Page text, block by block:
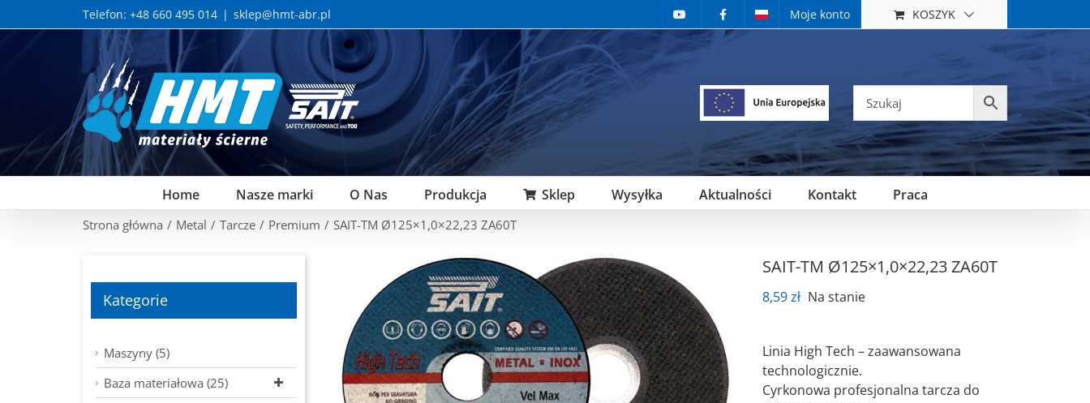
to
Telefon: +48 660 495 014 | sklep@hmt-abr.pl Moje konto KOSZYK
Home Nasze marki O Nas Produkcja Sklep Wysyłka Aktualności Kontakt Praca
Strona główna / Metal / Tarcze / Premium / SAIT-TM Ø125×1,0×22,23 ZA60T
SAIT-TM Ø125×1,0×22,23 ZA60T
8,59zł Na stanie
Linia High Tech – zaawansowana
technologicznie.
Cyrkonowa profesjonalna tarcza do
Kategorie
Maszyny (5)
Baza materiałowa (25)